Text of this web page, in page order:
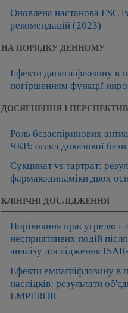
Оновлена настанова ESC
рекомендацій (2023)
НА ПОРЯДКУ ДЕННОМУ
Ефекти дапагліфлозину в
погіршенням функції
ДОСЯГНЕННЯ І
Роль безаспіринових
ЧКВ: огляд доказової бази
Сукцинат vs тартрат:
фармакодинаміки двох
КЛІНІЧНІ ДОСЛІДЖЕННЯ
Порівняння прасугрелю і
несприятливих подій
аналізу дослідження
Ефекти емпагліфлозину в
наслідків: результати
EMPEROR